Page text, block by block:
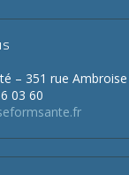
– 351 rue
03 60